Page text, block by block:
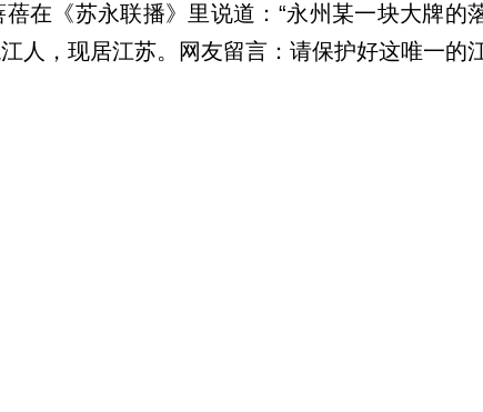
在《苏永联播》里说道：“永州某一块大牌的
人，现居江苏。网友留言：请保护好这唯一的